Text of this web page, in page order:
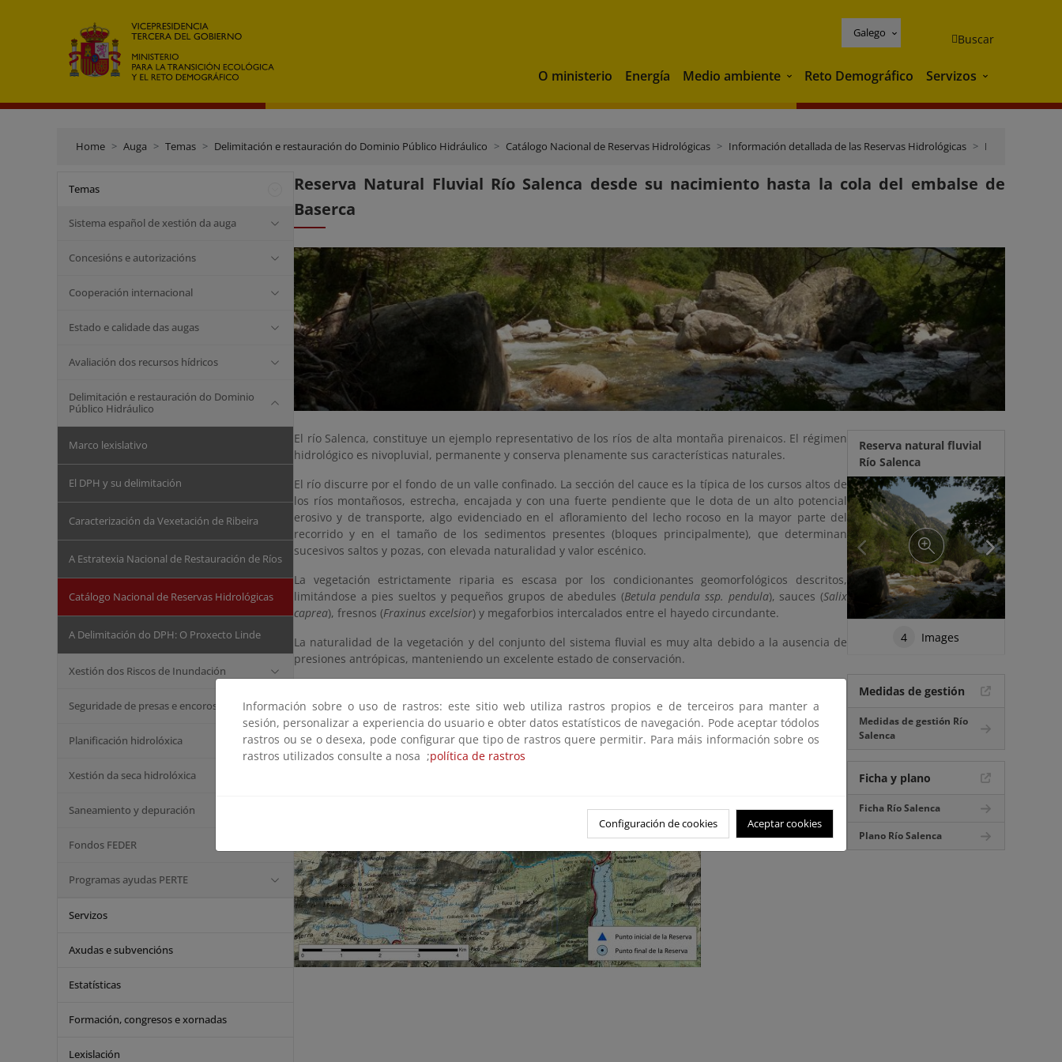
Galego Buscar
O ministerio Energía Medio ambiente Medio ambiente
Reto Demográfico Servizos Servizos
Home Auga Temas Delimitación e restauración do Dominio Público Hidráulico Catálogo Nacional de Reservas Hidrológicas Información detallada de las Reservas Hidrológicas Ebro
Temas
Sistema español de xestión da auga
Concesións e autorizacións
Cooperación internacional
Estado e calidade das augas
Avaliación dos recursos hídricos
Delimitación e restauración do Dominio
Público Hidráulico
Marco lexislativo
El DPH y su delimitación
Caracterización da Vexetación de Ribeira
A Estratexia Nacional de Restauración de Ríos
Catálogo Nacional de Reservas Hidrológicas
A Delimitación do DPH: O Proxecto Linde
Xestión dos Riscos de Inundación
Seguridade de presas e encoros
Planificación hidrolóxica
Xestión da seca hidrolóxica
Saneamiento y depuración
Fondos FEDER
Programas ayudas PERTE
Servizos
Axudas e subvencións
Estatísticas
Formación, congresos e xornadas
Lexislación
Reserva Natural Fluvial Río Salenca desde su nacimiento hasta la cola del embalse de
Baserca
El río Salenca, constituye un ejemplo representativo de los ríos de alta montaña pirenaicos. El régimen
hidrológico es nivopluvial, permanente y conserva plenamente sus características naturales.
El río discurre por el fondo de un valle confinado. La sección del cauce es la típica de los cursos altos de
los ríos montañosos, estrecha, encajada y con una fuerte pendiente que le dota de un alto potencial
erosivo y de transporte, algo evidenciado en el afloramiento del lecho rocoso en la mayor parte del
recorrido y en el tamaño de los sedimentos presentes (bloques principalmente), que determinan
sucesivos saltos y pozas, con elevada naturalidad y valor escénico.
La vegetación estrictamente riparia es escasa por los condicionantes geomorfológicos descritos,
limitándose a pies sueltos y pequeños grupos de abedules (Betula pendula ssp. pendula), sauces (Salix
caprea), fresnos (Fraxinus excelsior) y megaforbios intercalados entre el hayedo circundante.
La naturalidad de la vegetación y del conjunto del sistema fluvial es muy alta debido a la ausencia de
presiones antrópicas, manteniendo un excelente estado de conservación.
Reserva natural fluvial
Río Salenca
4 Images
Medidas de gestión
Medidas de gestión Río
Salenca
Ficha y plano
Ficha Río Salenca
Plano Río Salenca
Información sobre o uso de rastros: este sitio web utiliza rastros propios e de terceiros para manter a
sesión, personalizar a experiencia do usuario e obter datos estatísticos de navegación. Pode aceptar tódolos
rastros ou se o desexa, pode configurar que tipo de rastros quere permitir. Para máis información sobre os
rastros utilizados consulte a nosa ;política de rastros
Configuración de cookies Aceptar cookies